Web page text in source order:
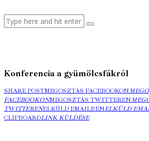
Konferencia a gyümölcsfákról
SHARE POSTMEGOSZTÁS FACEBOOKON
FACEBOOKONMEGOSZTÁS TWITTEREN
TWITTERENELKÜLD EMAILBENELKÜLD
CLIPBOARDLINK KÜLDÉSE